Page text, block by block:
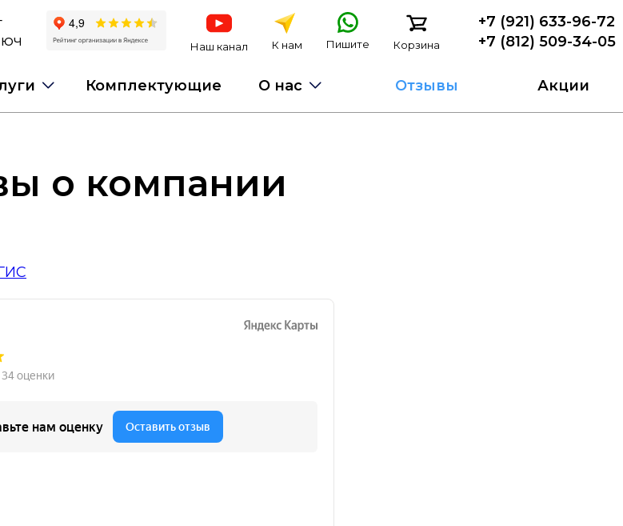
Наш канал К нам Пишите Корзина
+7 (921) 633-96-72
+7 (812) 509-34-05
Комплектующие О нас Отзывы Акции
о компании